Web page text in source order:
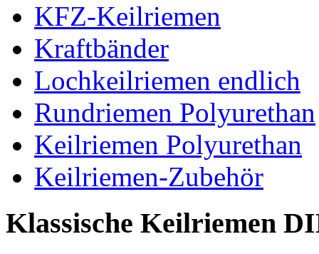
KFZ-Keilriemen
Kraftbänder
Lochkeilriemen endlich
Rundriemen Polyurethan
Keilriemen Polyurethan
Keilriemen-Zubehör
Klassische Keilriemen